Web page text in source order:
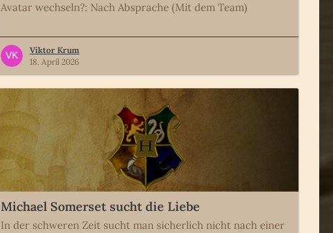
Avatar wechseln?: Nach Absprache (Mit dem Team)
Viktor Krum
18. April 2026
Michael Somerset sucht die Liebe
In der schweren Zeit sucht man sicherlich nicht nach einer